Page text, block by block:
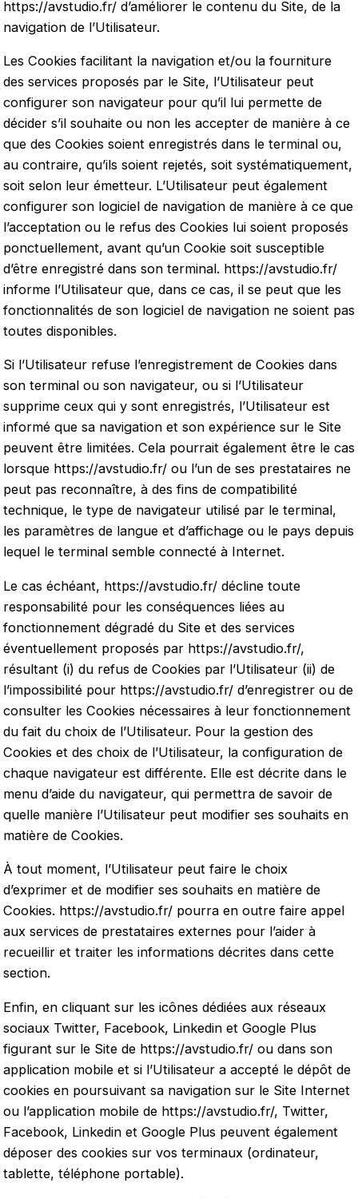
https://avstudio.fr/ d’améliorer le contenu du Site, de la
navigation de l’Utilisateur.
Les Cookies facilitant la navigation et/ou la fourniture
des services proposés par le Site, l’Utilisateur peut
configurer son navigateur pour qu’il lui permette de
décider s’il souhaite ou non les accepter de manière à ce
que des Cookies soient enregistrés dans le terminal ou,
au contraire, qu’ils soient rejetés, soit systématiquement,
soit selon leur émetteur. L’Utilisateur peut également
configurer son logiciel de navigation de manière à ce que
l’acceptation ou le refus des Cookies lui soient proposés
ponctuellement, avant qu’un Cookie soit susceptible
d’être enregistré dans son terminal. https://avstudio.fr/
informe l’Utilisateur que, dans ce cas, il se peut que les
fonctionnalités de son logiciel de navigation ne soient pas
toutes disponibles.
Si l’Utilisateur refuse l’enregistrement de Cookies dans
son terminal ou son navigateur, ou si l’Utilisateur
supprime ceux qui y sont enregistrés, l’Utilisateur est
informé que sa navigation et son expérience sur le Site
peuvent être limitées. Cela pourrait également être le cas
lorsque https://avstudio.fr/ ou l’un de ses prestataires ne
peut pas reconnaître, à des fins de compatibilité
technique, le type de navigateur utilisé par le terminal,
les paramètres de langue et d’affichage ou le pays depuis
lequel le terminal semble connecté à Internet.
Le cas échéant, https://avstudio.fr/ décline toute
responsabilité pour les conséquences liées au
fonctionnement dégradé du Site et des services
éventuellement proposés par https://avstudio.fr/,
résultant (i) du refus de Cookies par l’Utilisateur (ii) de
l’impossibilité pour https://avstudio.fr/ d’enregistrer ou de
consulter les Cookies nécessaires à leur fonctionnement
du fait du choix de l’Utilisateur. Pour la gestion des
Cookies et des choix de l’Utilisateur, la configuration de
chaque navigateur est différente. Elle est décrite dans le
menu d’aide du navigateur, qui permettra de savoir de
quelle manière l’Utilisateur peut modifier ses souhaits en
matière de Cookies.
À tout moment, l’Utilisateur peut faire le choix
d’exprimer et de modifier ses souhaits en matière de
Cookies. https://avstudio.fr/ pourra en outre faire appel
aux services de prestataires externes pour l’aider à
recueillir et traiter les informations décrites dans cette
section.
Enfin, en cliquant sur les icônes dédiées aux réseaux
sociaux Twitter, Facebook, Linkedin et Google Plus
figurant sur le Site de https://avstudio.fr/ ou dans son
application mobile et si l’Utilisateur a accepté le dépôt de
cookies en poursuivant sa navigation sur le Site Internet
ou l’application mobile de https://avstudio.fr/, Twitter,
Facebook, Linkedin et Google Plus peuvent également
déposer des cookies sur vos terminaux (ordinateur,
tablette, téléphone portable).